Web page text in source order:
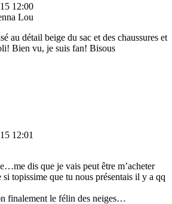
12:00
Lou
au détail beige du sac et des chaussures et
Bien vu, je suis fan! Bisous
12:01
dis que je vais peut être m’acheter
si topissime que tu nous présentais il y a qq
finalement le félin des neiges…